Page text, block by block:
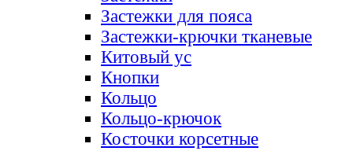
Застежки для пояса
Застежки-крючки тканевые
Китовый ус
Кнопки
Кольцо
Кольцо-крючок
Косточки корсетные